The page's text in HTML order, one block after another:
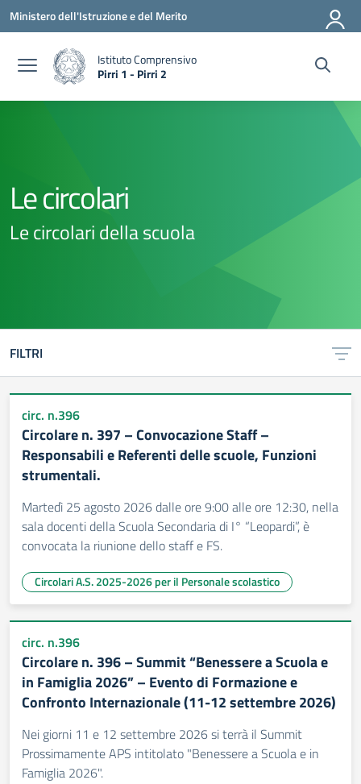
Vai ai contenuti
Vai al menu di navigazione
Vai al footer
Ministero dell'Istruzione e del Merito
Istituto Comprensivo
Pirri 1 - Pirri 2
Le circolari
Le circolari della scuola
FILTRI
circ. n.396
Circolare n. 397 – Convocazione Staff –
Responsabili e Referenti delle scuole, Funzioni
strumentali.
Martedì 25 agosto 2026 dalle ore 9:00 alle ore 12:30, nella
sala docenti della Scuola Secondaria di I° “Leopardi”, è
convocata la riunione dello staff e FS.
Circolari A.S. 2025-2026 per il Personale scolastico
circ. n.396
Circolare n. 396 – Summit “Benessere a Scuola e
in Famiglia 2026” – Evento di Formazione e
Confronto Internazionale (11-12 settembre 2026)
Nei giorni 11 e 12 settembre 2026 si terrà il Summit
Prossimamente APS intitolato "Benessere a Scuola e in
Famiglia 2026".